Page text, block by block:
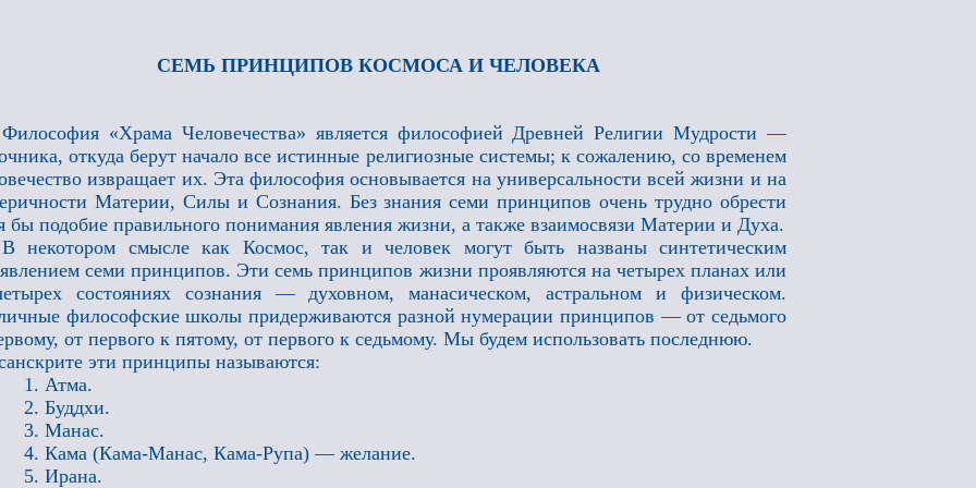
СЕМЬ ПРИНЦИПОВ КОСМОСА И ЧЕЛОВЕКА
Философия «Храма Человечества» является философией Древней Религии Мудрости —
откуда берут начало все истинные религиозные системы; к сожалению, со временем
извращает их. Эта философия основывается на универсальности всей жизни и на
Материи, Силы и Сознания. Без знания семи принципов очень трудно обрести
бы подобие правильного понимания явления жизни, а также взаимосвязи Материи и Духа.
В некотором смысле как Космос, так и человек могут быть названы синтетическим
семи принципов. Эти семь принципов жизни проявляются на четырех планах или
состояниях сознания — духовном, манасическом, астральном и физическом.
философские школы придерживаются разной нумерации принципов — от седьмого
от первого к пятому, от первого к седьмому. Мы будем использовать последнюю.
эти принципы называются:
1. Атма.
2. Буддхи.
3. Манас.
4. Кама (Кама-Манас, Кама-Рупа) — желание.
5. Ирана.